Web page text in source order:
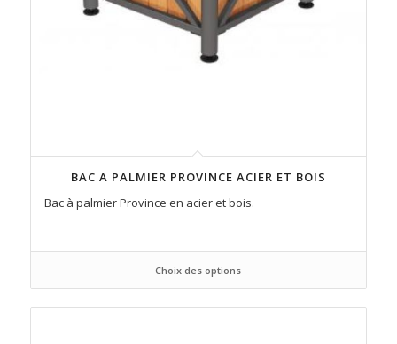
BAC A PALMIER PROVINCE ACIER ET BOIS
Bac à palmier Province en acier et bois.
Choix des options